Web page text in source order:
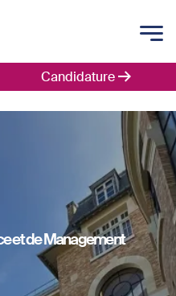
Candidature
et de Management